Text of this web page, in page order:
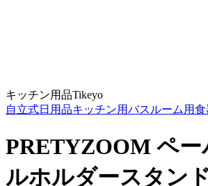
キッチン用品Tikeyo
自立式日用品キッチン用バスルーム用食
PRETYZOOM ペー
ルホルダースタン